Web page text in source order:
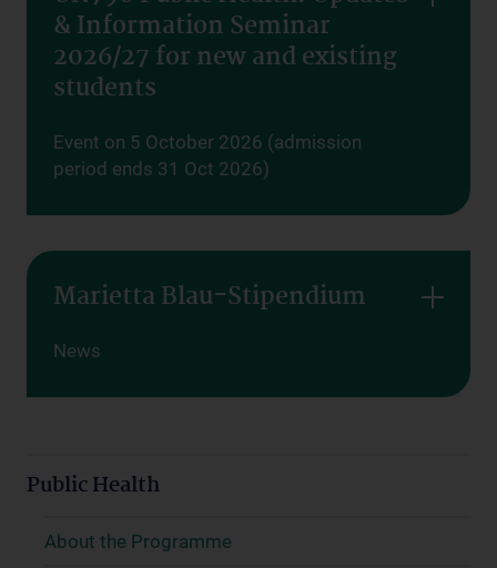
& Information Seminar
2026/27 for new and existing
students
Event on 5 October 2026 (admission
period ends 31 Oct 2026)
Marietta Blau-Stipendium
News
Public Health
About the Programme